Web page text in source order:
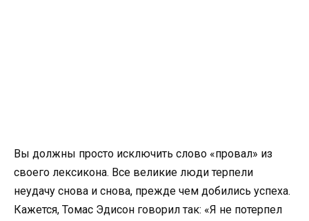
Вы должны просто исключить слово «провал» из
своего лексикона. Все великие люди терпели
неудачу снова и снова, прежде чем добились успеха.
Кажется, Томас Эдисон говорил так: «Я не потерпел